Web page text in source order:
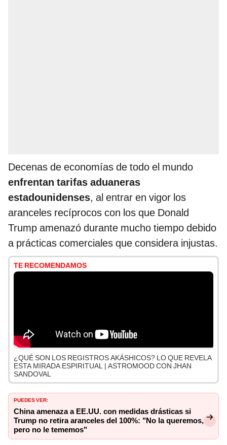
Decenas de economías de todo el mundo
enfrentan tarifas aduaneras
estadounidenses, al entrar en vigor los
aranceles recíprocos con los que Donald
Trump amenazó durante mucho tiempo debido
a prácticas comerciales que considera injustas.
TE RECOMENDAMOS
¿QUÉ SON LOS REGISTROS AKÁSHICOS? LO QUE REVELA
ESTA MIRADA ESPIRITUAL | ASTROMOOD CON JHAN
SANDOVAL
PUEDES VER:
China amenaza a EE.UU. con medidas drásticas si
Trump no retira aranceles del 100%: "No la queremos,
pero no le tememos"